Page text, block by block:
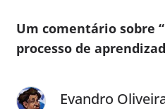
Um comentário sobre “
processo de
Evandro